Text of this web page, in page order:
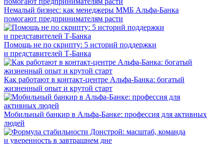
Немалый бизнес: как менеджеры ММБ Альфа-Банка
помогают предпринимателям расти
Помощь не по скрипту: 5 историй поддержки
и представителей Т-Банка
Как работают в контакт-центре Альфа-Банка: богатый
жизненный опыт и крутой старт
Мобильный банкир в Альфа-Банке: профессия для активных
людей